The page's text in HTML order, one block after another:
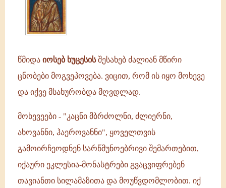
წმიდა იოსებ ხუცესისშესახებ ძალიან მწირი
ცნობები მოგვეპოვება. ვიცით, რომ ის იყო მოხევე
და იქვე მსახურობდა მღვდლად.
მოხევეები - "კაცნი მბრძოლნი, ძლიერნი,
ახოვანნი, ჰაეროვანნი", ყოველთვის
გამოირჩეოდნენ სარწმუნოებრივი შემართებით,
იქაური ეკლესია-მონასტრები გვაცვიფრებენ
თავიანთი სილამაზითა და მოუწვდომლობით. იქ